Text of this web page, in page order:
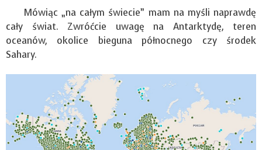
Mówiąc „na całym świecie” mam na myśli naprawdę
cały świat. Zwróćcie uwagę na Antarktydę, teren
oceanów, okolice bieguna północnego czy środek
Sahary.